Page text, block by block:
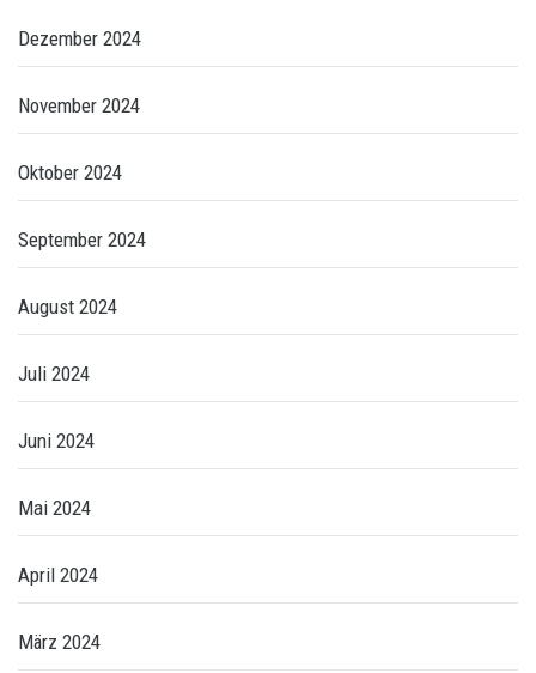
Dezember 2024
November 2024
Oktober 2024
September 2024
August 2024
Juli 2024
Juni 2024
Mai 2024
April 2024
März 2024